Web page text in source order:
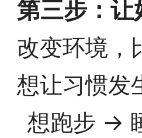
第三步：
改变环境，
想让习惯发
想跑步 →